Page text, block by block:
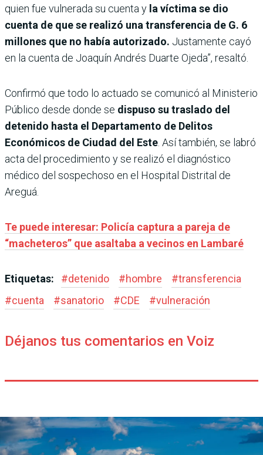
quien fue vulnerada su cuenta y la víctima se dio
cuenta de que se realizó una transferencia de G. 6
millones que no había autorizado. Justamente cayó
en la cuenta de Joaquín Andrés Duarte Ojeda”, resaltó.
Confirmó que todo lo actuado se comunicó al Ministerio
Público desde donde se dispuso su traslado del
detenido hasta el Departamento de Delitos
Económicos de Ciudad del Este . Así también, se labró
acta del procedimiento y se realizó el diagnóstico
médico del sospechoso en el Hospital Distrital de
Areguá.
Te puede interesar: Policía captura a pareja de
“macheteros” que asaltaba a vecinos en Lambaré
Etiquetas: #detenido #hombre #transferencia
#cuenta #sanatorio #CDE #vulneración
Déjanos tus comentarios en Voiz